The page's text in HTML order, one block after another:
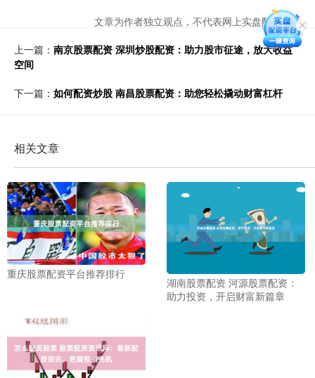
文章为作者独立观点，不代表网上实盘配资观点
上一篇： 南京股票配资 深圳炒股配资：助力股市征途，放大收益
空间
下一篇： 如何配资炒股 南昌股票配资：助您轻松撬动财富杠杆
相关文章
重庆股票配资平台推荐排行
湖南股票配资 河源股票配资：
助力投资，开启财富新篇章